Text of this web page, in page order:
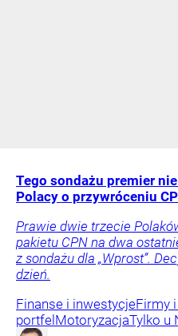
Tego sondażu premier
Polacy o przywróceniu
Prawie dwie trzecie
pakietu CPN na dwa
z sondażu dla „Wprost”.
dzień.
Finanse i inwestycjeFirmy
portfelMotoryzacjaTylko u